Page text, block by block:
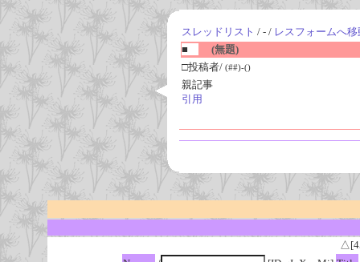
スレッドリスト / - / レスフォームへ移
■
(無題)
□投稿者/ (##)-()
親記事
引用